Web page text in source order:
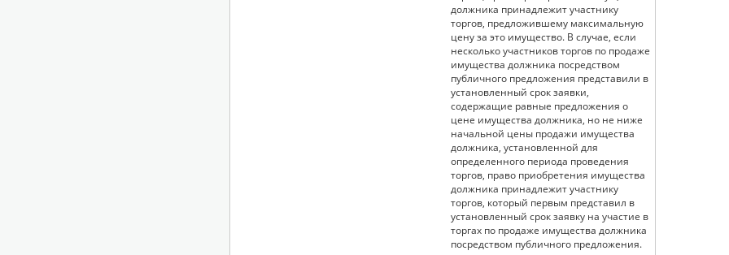
должника принадлежит участнику
торгов, предложившему максимальную
цену за это имущество. В случае, если
несколько участников торгов по продаже
имущества должника посредством
публичного предложения представили в
установленный срок заявки,
содержащие равные предложения о
цене имущества должника, но не ниже
начальной цены продажи имущества
должника, установленной для
определенного периода проведения
торгов, право приобретения имущества
должника принадлежит участнику
торгов, который первым представил в
установленный срок заявку на участие в
торгах по продаже имущества должника
посредством публичного предложения.